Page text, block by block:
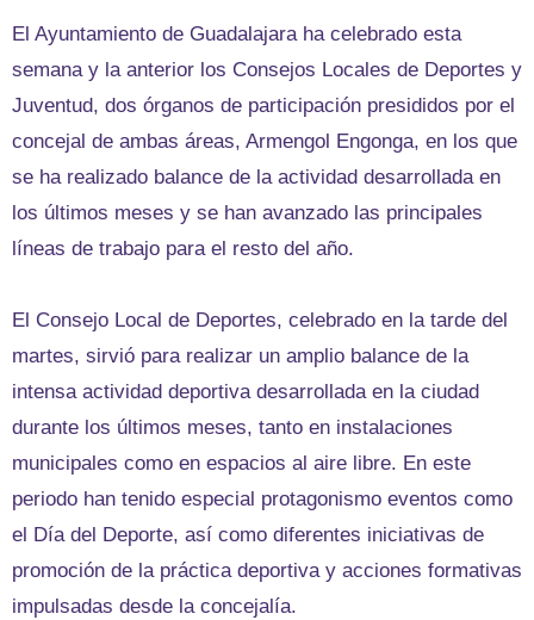
El Ayuntamiento de Guadalajara ha celebrado esta
semana y la anterior los Consejos Locales de Deportes y
Juventud, dos órganos de participación presididos por el
concejal de ambas áreas, Armengol Engonga, en los que
se ha realizado balance de la actividad desarrollada en
los últimos meses y se han avanzado las principales
líneas de trabajo para el resto del año.
El Consejo Local de Deportes, celebrado en la tarde del
martes, sirvió para realizar un amplio balance de la
intensa actividad deportiva desarrollada en la ciudad
durante los últimos meses, tanto en instalaciones
municipales como en espacios al aire libre. En este
periodo han tenido especial protagonismo eventos como
el Día del Deporte, así como diferentes iniciativas de
promoción de la práctica deportiva y acciones formativas
impulsadas desde la concejalía.